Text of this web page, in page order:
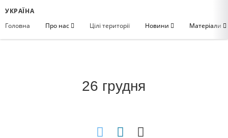
УКРАЇНА
Головна
Про нас Цілі території Новини Матеріали
26 грудня